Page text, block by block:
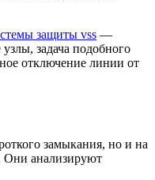
защиты vss —
задача подобного
отключение линии от
замыкания, но и на
Они анализируют